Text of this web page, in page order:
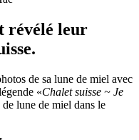
révélé leur
de sa lune de miel avec
«Chalet suisse ~ Je
lune de miel dans le